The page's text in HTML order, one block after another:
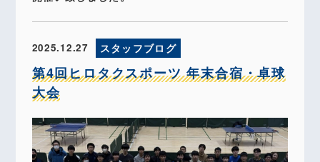
2025.12.27 スタッフブログ
第4回ヒロタクスポーツ 年末合宿・卓球
大会